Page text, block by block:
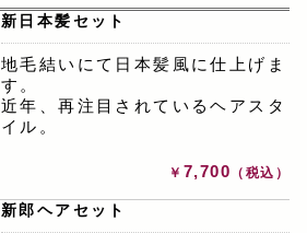
新日本髪セット
地毛結いにて日本髪風に仕上げま
す。
近年、再注目されているヘアスタ
イル。
￥ 7,700 （税込）
新郎ヘアセット